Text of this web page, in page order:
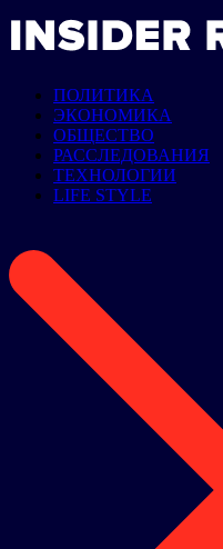
ПОЛИТИКА
ЭКОНОМИКА
ОБЩЕСТВО
РАССЛЕДОВАНИЯ
ТЕХНОЛОГИИ
LIFE STYLE